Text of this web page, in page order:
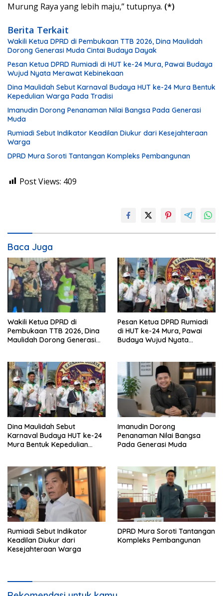
Murung Raya yang lebih maju,” tutupnya. (*)
Berita Terkait
Wakili Ketua DPRD di Pembukaan TTB 2026, Dina Maulidah
Dorong Generasi Muda Cintai Budaya Dayak
Pesan Ketua DPRD Rumiadi di HUT ke-24 Mura, Pawai Budaya
Wujud Nyata Merawat Kebinekaan
Dina Maulidah Sebut Karnaval Budaya HUT ke-24 Mura Bentuk
Kepedulian Warga Pada Tradisi
Imanudin Dorong Penanaman Nilai Bangsa Pada Generasi
Muda
Rumiadi Sebut Indikator Keadilan Diukur dari Kesejahteraan
Warga
DPRD Mura Soroti Tantangan Kompleks Pembangunan
Post Views: 409
Baca Juga
Wakili Ketua DPRD di
Pembukaan TTB 2026, Dina
Maulidah Dorong Generasi
Pesan Ketua DPRD Rumiadi
di HUT ke-24 Mura, Pawai
Budaya Wujud Nyata
Dina Maulidah Sebut
Karnaval Budaya HUT ke-24
Mura Bentuk Kepedulian
Imanudin Dorong
Penanaman Nilai Bangsa
Pada Generasi Muda
Rumiadi Sebut Indikator
Keadilan Diukur dari
Kesejahteraan Warga
DPRD Mura Soroti Tantangan
Kompleks Pembangunan